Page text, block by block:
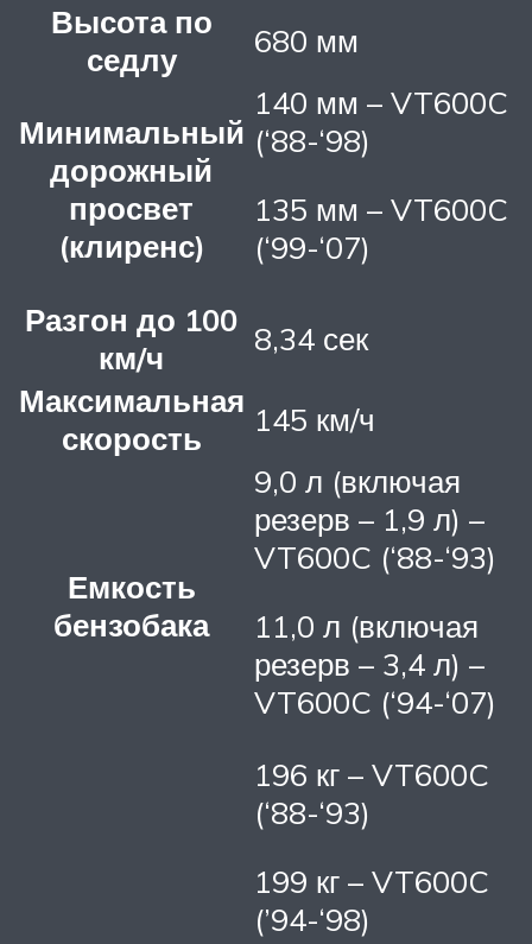
Высота по
седлу
680 мм
Минимальный
дорожный
просвет
(клиренс)
140 мм – VT600C
(‘88-‘98)
135 мм – VT600C
(‘99-‘07)
Разгон до 100
км/ч
8,34 сек
Максимальная
скорость
145 км/ч
Емкость
бензобака
9,0 л (включая
резерв – 1,9 л) –
VT600C (‘88-‘93)
11,0 л (включая
резерв – 3,4 л) –
VT600C (‘94-‘07)
196 кг – VT600C
(‘88-‘93)
199 кг – VT600C
(’94-‘98)